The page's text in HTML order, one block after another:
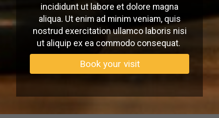
incididunt ut labore et dolore magna
aliqua. Ut enim ad minim veniam, quis
nostrud exercitation ullamco laboris nisi
ut aliquip ex ea commodo consequat.
Book your visit